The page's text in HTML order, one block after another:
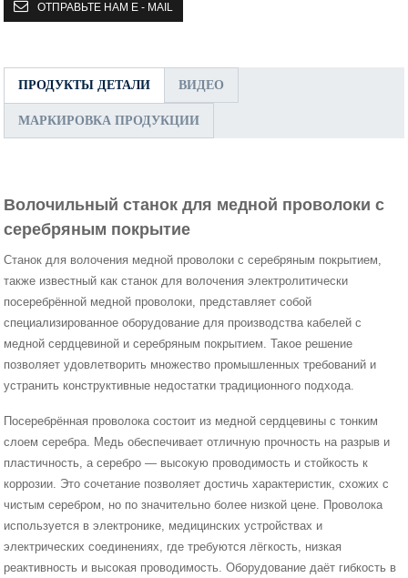
ОТПРАВЬТЕ НАМ E - MAIL
ПРОДУКТЫ ДЕТАЛИ ВИДЕО
МАРКИРОВКА ПРОДУКЦИИ
Волочильный станок для медной проволоки с
серебряным покрытие
Станок для волочения медной проволоки с серебряным покрытием,
также известный как станок для волочения электролитически
посеребрённой медной проволоки, представляет собой
специализированное оборудование для производства кабелей с
медной сердцевиной и серебряным покрытием. Такое решение
позволяет удовлетворить множество промышленных требований и
устранить конструктивные недостатки традиционного подхода.
Посеребрённая проволока состоит из медной сердцевины с тонким
слоем серебра. Медь обеспечивает отличную прочность на разрыв и
пластичность, а серебро — высокую проводимость и стойкость к
коррозии. Это сочетание позволяет достичь характеристик, схожих с
чистым серебром, но по значительно более низкой цене. Проволока
используется в электронике, медицинских устройствах и
электрических соединениях, где требуются лёгкость, низкая
реактивность и высокая проводимость. Оборудование даёт гибкость в